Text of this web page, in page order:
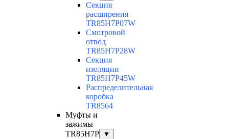
Секция
расширения
TR85H7P07W
Смотровой
отвод
TR85H7P28W
Секция
изоляции
TR85H7P45W
Распределительная
коробка
TR8564
Муфты и
зажимы
TR85H7P
▼